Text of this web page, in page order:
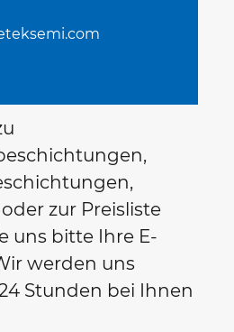
zur Preisliste
uns bitte Ihre E-
werden uns
Stunden bei Ihnen